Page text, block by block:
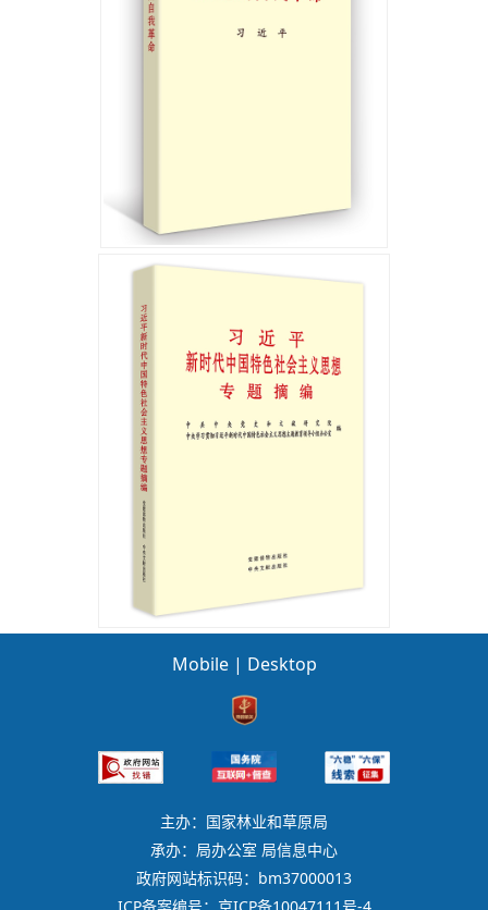
Mobile | Desktop
主办：国家林业和草原局
承办：局办公室 局信息中心
政府网站标识码：bm37000013